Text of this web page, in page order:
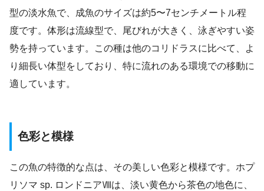
型の淡水魚で、成魚のサイズは約5〜7センチメートル程
度です。体形は流線型で、尾びれが大きく、泳ぎやすい姿
勢を持っています。この種は他のコリドラスに比べて、よ
り細長い体型をしており、特に流れのある環境での移動に
適しています。
色彩と模様
この魚の特徴的な点は、その美しい色彩と模様です。ホプ
リソマ sp. ロンドニアⅧは、淡い黄色から茶色の地色に、